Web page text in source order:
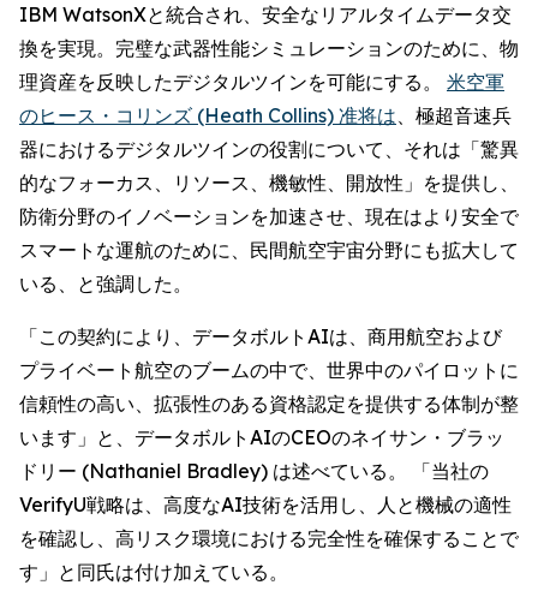
IBM WatsonXと統合され、安全なリアルタイムデータ交
換を実現。完璧な武器性能シミュレーションのために、物
理資産を反映したデジタルツインを可能にする。 米空軍
のヒース・コリンズ (Heath Collins) 准将は、極超音速兵
器におけるデジタルツインの役割について、それは「驚異
的なフォーカス、リソース、機敏性、開放性」を提供し、
防衛分野のイノベーションを加速させ、現在はより安全で
スマートな運航のために、民間航空宇宙分野にも拡大して
いる、と強調した。
「この契約により、データボルトAIは、商用航空および
プライベート航空のブームの中で、世界中のパイロットに
信頼性の高い、拡張性のある資格認定を提供する体制が整
います」と、データボルトAIのCEOのネイサン・ブラッ
ドリー (Nathaniel Bradley) は述べている。 「当社の
VerifyU戦略は、高度なAI技術を活用し、人と機械の適性
を確認し、高リスク環境における完全性を確保することで
す」と同氏は付け加えている。